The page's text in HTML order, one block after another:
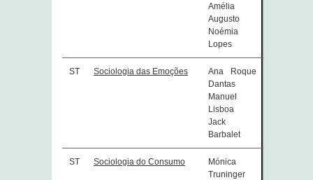
Amélia
Augusto
Noémia
Lopes
ST Sociologia das Emoções
Ana Roque
Dantas
Manuel
Lisboa
Jack
Barbalet
ST Sociologia do Consumo
Mónica
Truninger